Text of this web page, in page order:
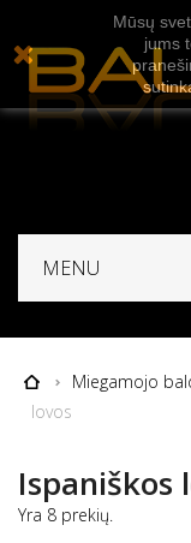
MENU
Miegamojo
lovos
Ispaniškos
Yra 8 prekių.
Mūsų
jums